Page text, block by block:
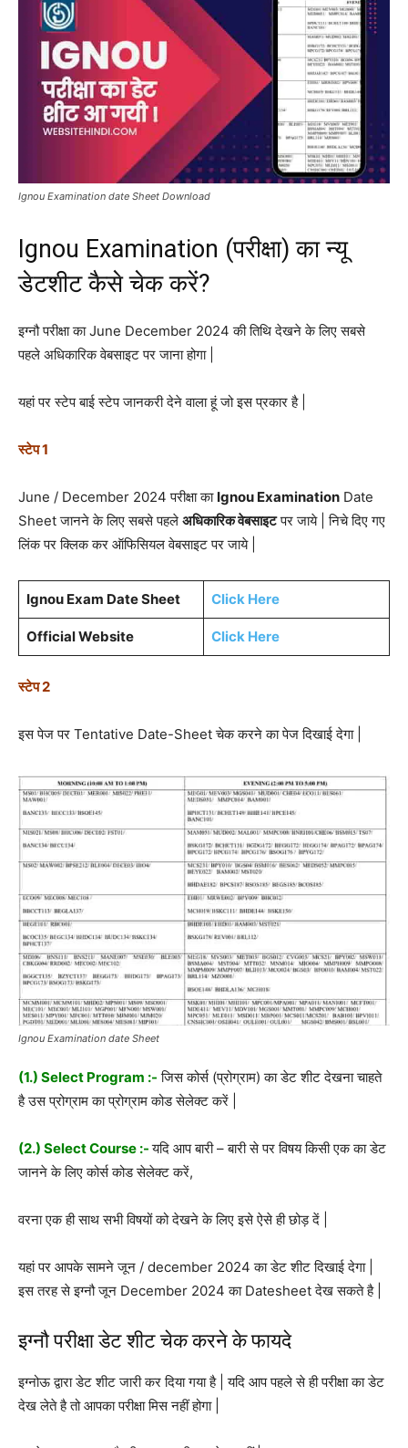
Ignou Examination date Sheet Download
Ignou Examination (परीक्षा) का न्यू
डेटशीट कैसे चेक करें?
इग्नौ परीक्षा का June December 2024 की तिथि देखने के लिए सबसे
पहले अधिकारिक वेबसाइट पर जाना होगा |
यहां पर स्टेप बाई स्टेप जानकरी देने वाला हूं जो इस प्रकार है |
स्टेप 1
June / December 2024 परीक्षा का Ignou Examination Date
Sheet जानने के लिए सबसे पहले अधिकारिक वेबसाइटपर जाये | निचे दिए गए
लिंक पर क्लिक कर ऑफिसियल वेबसाइट पर जाये |
Ignou Exam Date Sheet Click Here
Official Website Click Here
स्टेप 2
इस पेज पर Tentative Date-Sheet चेक करने का पेज दिखाई देगा |
Ignou Examination date Sheet
(1.) Select Program :- जिस कोर्स (प्रोग्राम) का डेट शीट देखना चाहते
है उस प्रोग्राम का प्रोग्राम कोड सेलेक्ट करें |
(2.) Select Course :-यदि आप बारी – बारी से पर विषय किसी एक का डेट
जानने के लिए कोर्स कोड सेलेक्ट करें,
वरना एक ही साथ सभी विषयों को देखने के लिए इसे ऐसे ही छोड़ दें |
यहां पर आपके सामने जून / december 2024 का डेट शीट दिखाई देगा |
इस तरह से इग्नौ जून December 2024 का Datesheet देख सकते है |
इग्नौ परीक्षा डेट शीट चेक करने के फायदे
इग्नोऊ द्वारा डेट शीट जारी कर दिया गया है | यदि आप पहले से ही परीक्षा का डेट
देख लेते है तो आपका परीक्षा मिस नहीं होगा |